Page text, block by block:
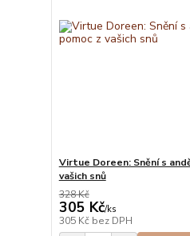
Virtue Doreen: Snění s
vašich snů
328 Kč
305 Kč/ks
305 Kč bez DPH